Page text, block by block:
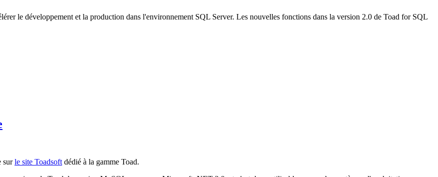
le développement et la production dans l'environnement SQL Server. Les nouvelles fonctions dans la version 2.0 de Toad for SQL
surle site Toadsoftdédié à la gamme Toad.